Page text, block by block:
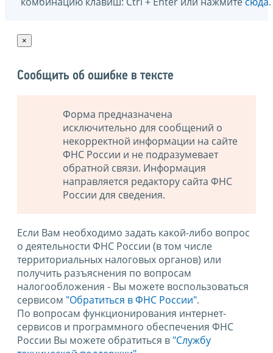
×
Сообщить об ошибке в тексте
Форма предназначена
исключительно для сообщений о
некорректной информации на сайте
ФНС России и не подразумевает
обратной связи. Информация
направляется редактору сайта ФНС
России для сведения.
Если Вам необходимо задать какой-либо вопрос
о деятельности ФНС России (в том числе
территориальных налоговых органов) или
получить разъяснения по вопросам
налогообложения - Вы можете воспользоваться
сервисом "Обратиться в ФНС России".
По вопросам функционирования интернет-
сервисов и программного обеспечения ФНС
России Вы можете обратиться в "Службу